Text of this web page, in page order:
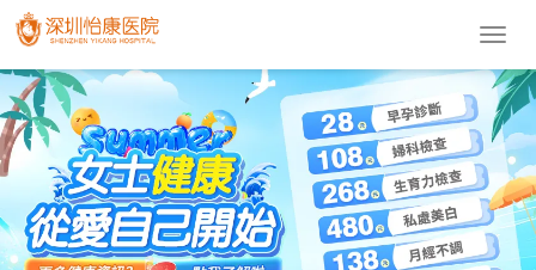
導
菜
單